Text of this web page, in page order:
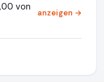
von
anzeigen →